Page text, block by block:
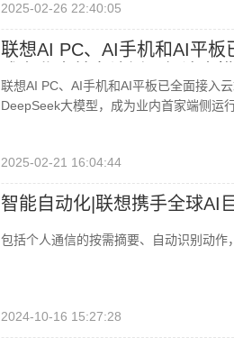
2025-02-26 22:40:05
联想AI PC、AI手机和AI平板
联想AI PC、AI手机和AI平板已全面接入
DeepSeek大模型，成为业内首家端侧运
2025-02-21 16:04:44
智能自动化|联想携手全球AI
包括个人通信的按需摘要、自动识别动作
2024-10-16 15:27:28